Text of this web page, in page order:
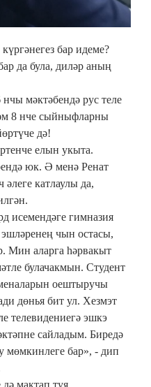
бар идеме?
да була, диләр аның
мәктәбендә рус теле
8 нче сыйныфларны
дә!
елын укыта.
юк. Ә менә Ренат
катлаулы да,
исемендәге гимназия
чын остасы,
Мин аларга һәрвакыт
булачакмын. Студент
оештыручы
дөнья бит ул. Хезмэт
телевидениегә эшкэ
сайладым. Биредә
мөмкинлеге бар», - дип